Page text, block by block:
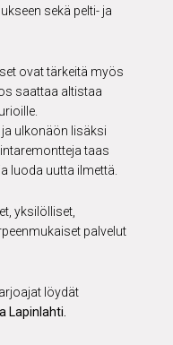
sekä pelti- ja
ovat tärkeitä myös
saattaa altistaa
ulkonäön lisäksi
taas
luoda uutta ilmettä.
yksilölliset,
palvelut
löydät
Lapinlahti.